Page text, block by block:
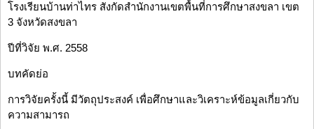
โรงเรียนบ้านท่าไทร สังกัดสำนักงานเขตพื้นที่การศึกษาสงขลา เขต
3 จังหวัดสงขลา
ปีที่วิจัย พ.ศ. 2558
บทคัดย่อ
การวิจัยครั้งนี้ มีวัตถุประสงค์ เพื่อศึกษาและวิเคราะห์ข้อมูลเกี่ยวกับ
ความสามารถ